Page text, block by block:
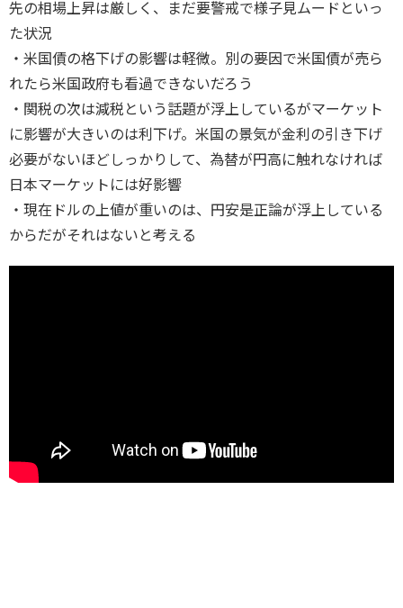
先の相場上昇は厳しく、まだ要警戒で様子見ムードといっ
た状況
・米国債の格下げの影響は軽微。別の要因で米国債が売ら
れたら米国政府も看過できないだろう
・関税の次は減税という話題が浮上しているがマーケット
に影響が大きいのは利下げ。米国の景気が金利の引き下げ
必要がないほどしっかりして、為替が円高に触れなければ
日本マーケットには好影響
・現在ドルの上値が重いのは、円安是正論が浮上している
からだがそれはないと考える